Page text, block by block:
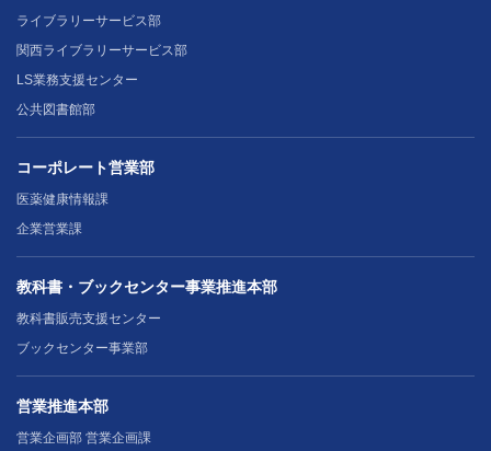
ライブラリーサービス部
関西ライブラリーサービス部
LS業務支援センター
公共図書館部
コーポレート営業部
医薬健康情報課
企業営業課
教科書・ブックセンター事業推進本部
教科書販売支援センター
ブックセンター事業部
営業推進本部
営業企画部 営業企画課